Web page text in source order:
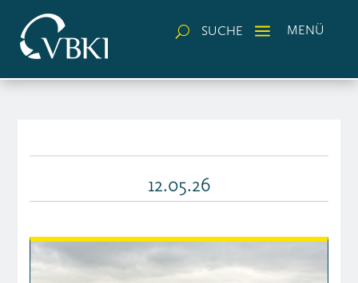
U SUCHE a MENÜ
12.05.26